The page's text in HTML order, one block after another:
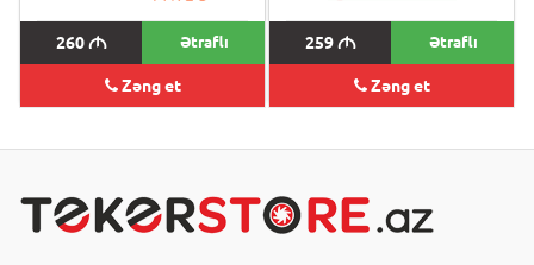
260M Ətraflı
Zəng et
259M Ətraflı
Zəng et